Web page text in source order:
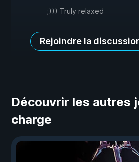
;))) Truly relaxed
Rejoindre la
Découvrir les autres
charge